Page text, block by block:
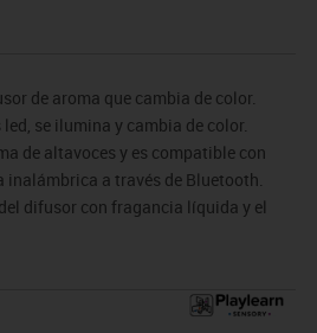
de aroma que cambia de color.
se ilumina y cambia de color.
de altavoces y es compatible con
inalámbrica a través de Bluetooth.
difusor con fragancia líquida y el